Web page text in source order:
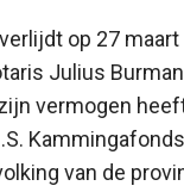
op 27
Julius
vermogen
van de